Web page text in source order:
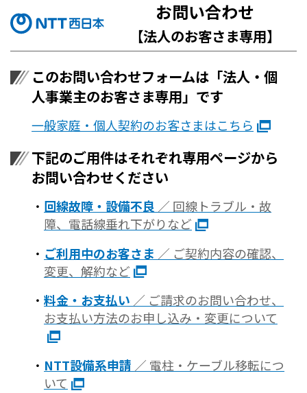
お問い合わせ
【法人のお客さま専用】
このお問い合わせフォームは「法人・個
人事業主のお客さま専用」です
一般家庭・個人契約のお客さまはこちら
下記のご用件はそれぞれ専用ページから
お問い合わせください
回線故障・設備不良 ／ 回線トラブル・故
障、電話線垂れ下がりなど
ご利用中のお客さま ／ ご契約内容の確認、
変更、解約など
料金・お支払い ／ ご請求のお問い合わせ、
お支払い方法のお申し込み・変更について
NTT設備系申請 ／ 電柱・ケーブル移転につ
いて